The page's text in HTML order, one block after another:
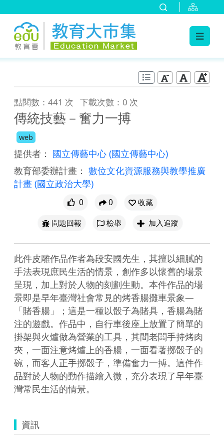
點閱數：441 次 下載次數：0 次
傳統技藝－奮力一搏
web
提供者： 國立傳藝中心 (國立傳藝中心)
教育部委辦計畫： 數位文化資源服務與教學推廣
計畫 (國立政治大學)
0 0
收藏
問題回報
檢舉 加入追蹤
此件皮雕作品作者為段安國先生，其擅以細膩的
手法表現庶民生活的情景，創作多以懷舊的場景
呈現，加上對於人物的刻劃生動。本件作品的場
景即是早年臺灣社會常見的烤香腸攤車景象—
「賭香腸」；這是一種以骰子為賭具，香腸為賭
注的遊戲。作品中，自行車後座上放置了簡單的
掛架與火爐做為營業的工具，其間老闆手持烤肉
夾，一面注意烤爐上的香腸，一面看著擲骰子的
碗，而客人正手擲骰子，準備奮力一搏。這件作
品對於人物的動作描繪入微，充分表現了早年臺
灣常民生活的情景。
資訊